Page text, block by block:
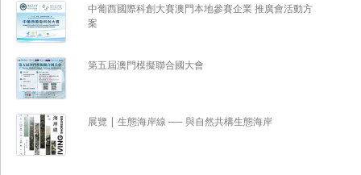
中葡西國際科創大賽澳門本地參賽企業 推廣會活動方
案
第五屆澳門模擬聯合國大會
展覽 | 生態海岸線 ── 與自然共構生態海岸